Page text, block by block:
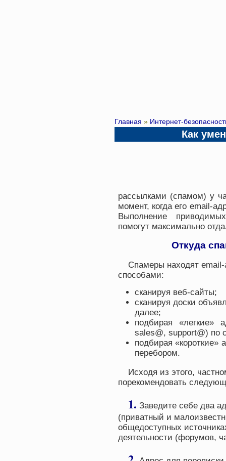
Главная » Интернет-
Как
рассылками (спамом) у
момент, когда его email-
Выполнение
помогут максимально
Откуда
Спамеры находят
способами:
сканируя веб-сайты;
сканируя доски
далее;
подбирая «легкие»
sales@, support@) по
подбирая «короткие»
перебором.
Исходя из этого,
порекомендовать
1. Заведите себе два
(приватный и
общедоступных
деятельности (форумов,